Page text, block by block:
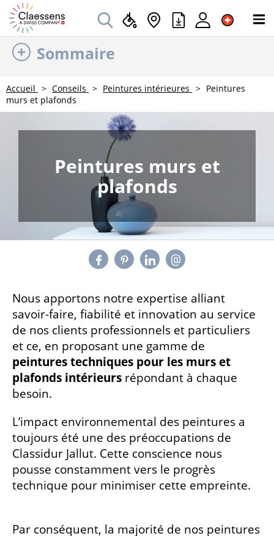
Sommaire
Accueil Conseils Peintures intérieures
Peintures
murs et plafonds
Peintures murs et
plafonds
Nous apportons notre expertise alliant
savoir-faire, fiabilité et innovation au service
de nos clients professionnels et particuliers
et ce, en proposant une gamme de
peintures techniques pour les murs et
plafonds intérieurs répondant à chaque
besoin.
L’impact environnemental des peintures a
toujours été une des préoccupations de
Classidur Jallut. Cette conscience nous
pousse constamment vers le progrès
technique pour minimiser cette empreinte.
Par conséquent, la majorité de nos peintures